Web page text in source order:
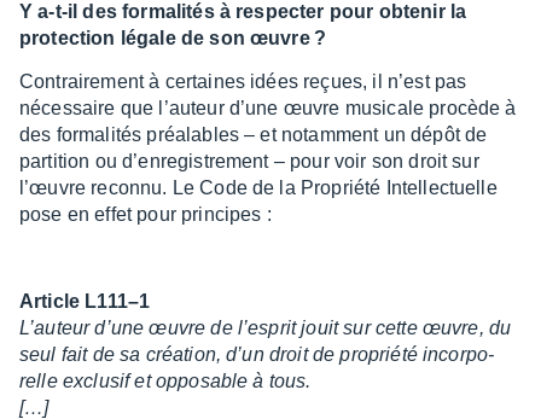
Y a-t-il des forma­li­tés à respec­ter pour obte­nir la
protec­tion légale de son œuvre ?
Contrai­re­ment à certaines idées reçues, il n’est pas
néces­saire que l’au­teur d’une œuvre musi­cale procède à
des forma­li­tés préa­lables – et notam­ment un dépôt de
parti­tion ou d’en­re­gis­tre­ment – pour voir son droit sur
l’œuvre reconnu. Le Code de la Propriété Intel­lec­tuelle
pose en effet pour prin­cipes :
Article L111–1
L’au­teur d’une œuvre de l’es­prit jouit sur cette œuvre, du
seul fait de sa créa­tion, d’un droit de propriété incor­po­
relle exclu­sif et oppo­sable à tous.
[…]